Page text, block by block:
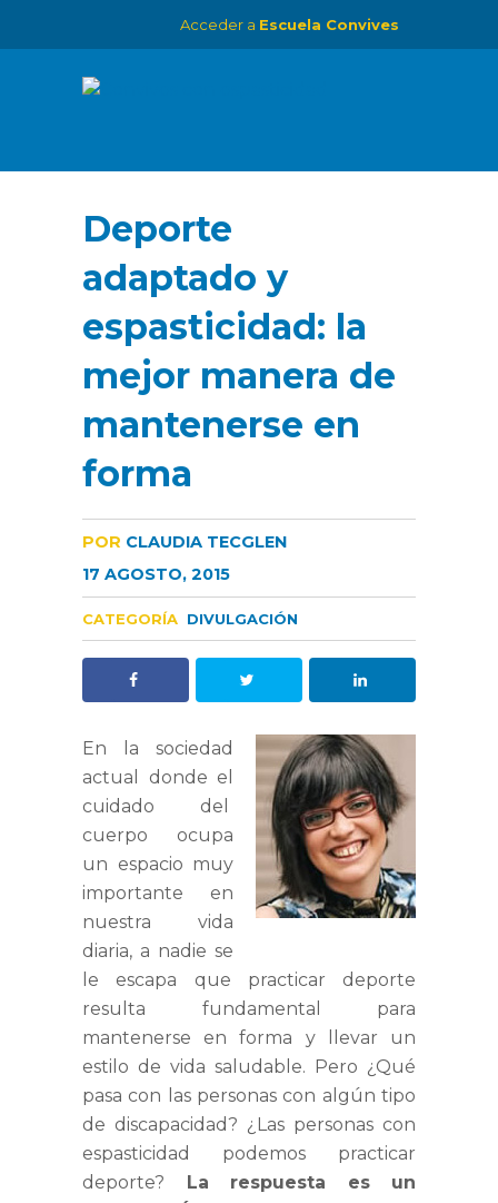
Acceder a Escuela Convives
Deporte
adaptado y
espasticidad: la
mejor manera de
mantenerse en
forma
POR CLAUDIA TECGLEN
17 AGOSTO, 2015
CATEGORÍA DIVULGACIÓN
En la sociedad
actual donde el
cuidado del
cuerpo ocupa
un espacio muy
importante en
nuestra vida
diaria, a nadie se
le escapa que practicar deporte
resulta fundamental para
mantenerse en forma y llevar un
estilo de vida saludable. Pero ¿Qué
pasa con las personas con algún tipo
de discapacidad? ¿Las personas con
espasticidad podemos practicar
deporte? La respuesta es un